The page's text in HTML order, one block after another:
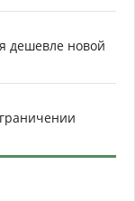
дешевле новой